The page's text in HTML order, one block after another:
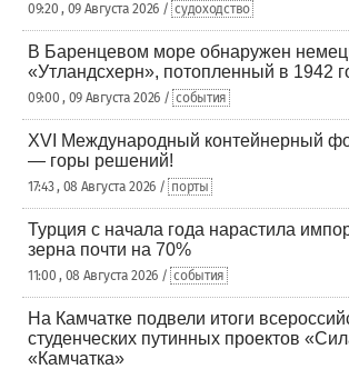
09:20 , 09 Августа 2026 / судоходство
В Баренцевом море обнаружен
«Утландсхерн», потопленный в 1942
09:00 , 09 Августа 2026 / события
XVI Международный контейнерный
— горы решений!
17:43 , 08 Августа 2026 / порты
Турция с начала года нарастила
зерна почти на 70%
11:00 , 08 Августа 2026 / события
На Камчатке подвели итоги
студенческих путинных проектов
«Камчатка»